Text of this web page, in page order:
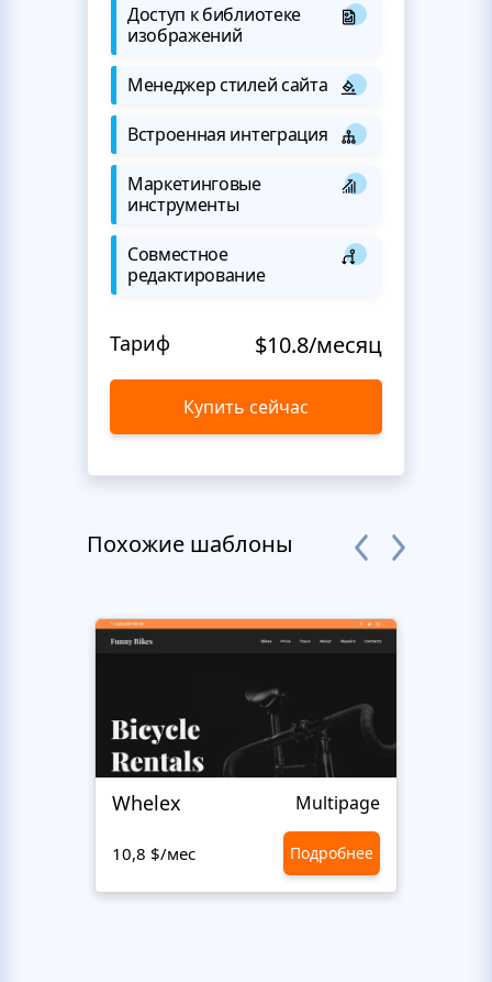
Доступ к библиотеке
изображений
Менеджер стилей сайта
Встроенная интеграция
Маркетинговые
инструменты
Совместное
редактирование
Тариф $10.8/месяц
Купить сейчас
Похожие шаблоны
Whelex Multipage
10,8 $/мес Подробнее